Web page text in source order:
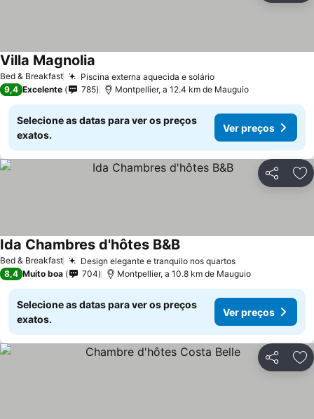
Bed & Breakfast Piscina externa aquecida e solário
Villa Magnolia
9,4 Excelente 785 Montpellier, a 12.4 km de Mauguio
Selecione as datas para ver os preços
exatos.
Ver preços
Partilhar
Bed & Breakfast Design elegante e tranquilo nos quartos
Ida Chambres d'hôtes B&B
8,4 Muito boa 704 Montpellier, a 10.8 km de Mauguio
Selecione as datas para ver os preços
exatos.
Ver preços
Partilhar